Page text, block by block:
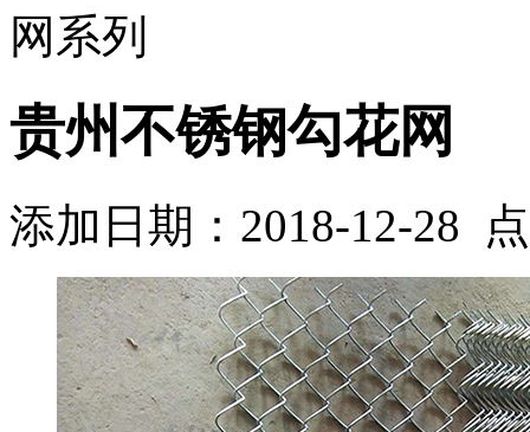
网系列
贵州不锈钢勾花网
添加日期：2018-12-28